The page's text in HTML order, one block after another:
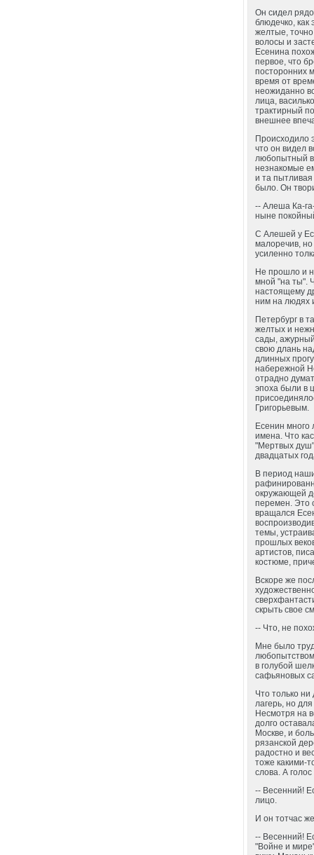
Он сидел
блюдечко, как
желтые,
волосы и
Есенина
первое, что
посторонних
время от
неожиданно
лица,
трактирный
внешнее
Происходило
что он видел
любопытный
незнакомые
и та
было. Он
-- Алеша Ка-
ныне
С Алешей у
малоречив,
усиленно
Не прошло и
мной "на ты".
настоящему
ним на людях
Петербург в
желтых и
сады, ажурный
свою длань
длинных
набережной
отрадно
эпоха были в
Григорьевым.
Есенин
имена. Что
"Мертвых
двадцатых
В период
окружающей
перемен. Это
вращался
темы,
прошлых
артистов,
костюме,
Вскоре же
скрыть свое
-- Что, не
Мне было
в голубой
сафьяновых
Что только
лагерь, но
Несмотря на
долго
Москве, и
рязанской
радостно и
тоже какими-
слова. А
-- Весенний!
лицо.
И он тотчас
-- Весенний!
"Войне и